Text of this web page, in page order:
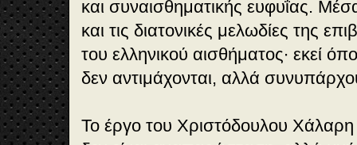
και συναισθηματικής ευφυΐας.
και τις διατονικές μελωδίες της
του ελληνικού αισθήματος∙ εκεί
δεν αντιμάχονται, αλλά
Το έργο του Χριστόδουλου Χάλαρη